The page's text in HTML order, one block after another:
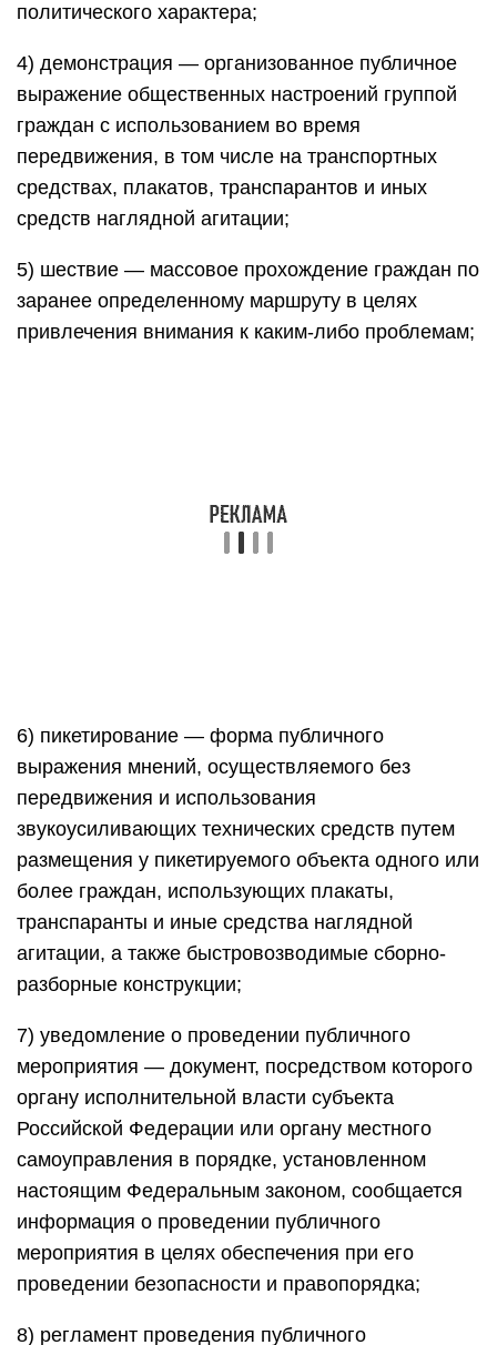
политического характера;
4) демонстрация — организованное публичное
выражение общественных настроений группой
граждан с использованием во время
передвижения, в том числе на транспортных
средствах, плакатов, транспарантов и иных
средств наглядной агитации;
5) шествие — массовое прохождение граждан по
заранее определенному маршруту в целях
привлечения внимания к каким-либо проблемам;
6) пикетирование — форма публичного
выражения мнений, осуществляемого без
передвижения и использования
звукоусиливающих технических средств путем
размещения у пикетируемого объекта одного или
более граждан, использующих плакаты,
транспаранты и иные средства наглядной
агитации, а также быстровозводимые сборно-
разборные конструкции;
7) уведомление о проведении публичного
мероприятия — документ, посредством которого
органу исполнительной власти субъекта
Российской Федерации или органу местного
самоуправления в порядке, установленном
настоящим Федеральным законом, сообщается
информация о проведении публичного
мероприятия в целях обеспечения при его
проведении безопасности и правопорядка;
8) регламент проведения публичного